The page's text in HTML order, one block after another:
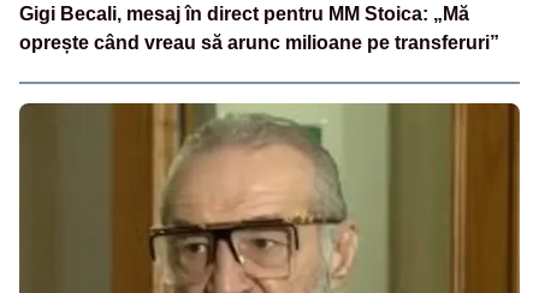
Gigi Becali, mesaj în direct pentru MM Stoica: „Mă
oprește când vreau să arunc milioane pe transferuri”